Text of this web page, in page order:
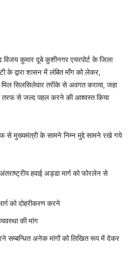
कुमार दूबे कुशीनगर एयरपोर्ट के जिला
के द्वारा शासन में लंबित माँग को लेकर,
सिलसिलेवार तरीके से अवगत कराया, जहा
तरफ से जल्द पहल करने की आश्वस्त किया
से मुख्यमंत्री के सामने निम्न मुद्दे सामने रखे गये
हवाई अड्डा मार्ग को फोरलेन से
को दोहरीकरण करने
की मांग
सम्बन्धित अनेक मांगों को लिखित रूप में देकर